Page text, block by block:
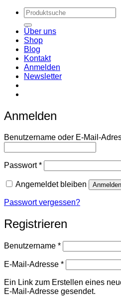
Suchen
nach:
Über uns
Shop
Blog
Kontakt
Anmelden
Newsletter
Anmelden
Benutzername oder E-Mail-
Passwort*Erforderlich
Angemeldet bleiben Anmelden
Passwort vergessen?
Registrieren
Benutzername *Erforderlich
E-Mail-Adresse *Erforderlich
Ein Link zum Erstellen eines
E-Mail-Adresse gesendet.